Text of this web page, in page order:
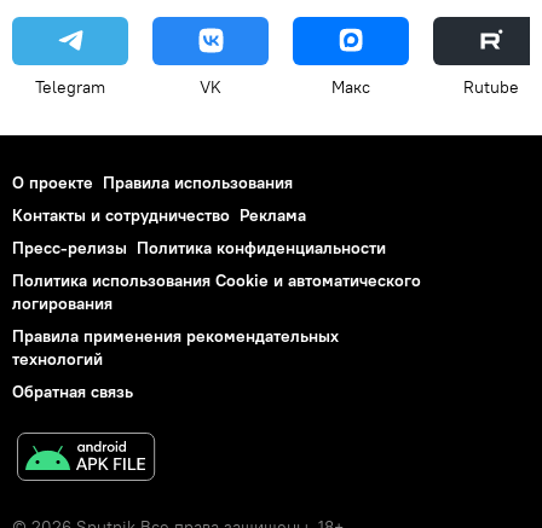
Telegram VK Макс Rutube
О проекте Правила использования
Контакты и сотрудничество Реклама
Пресс-релизы Политика конфиденциальности
Политика использования Cookie и автоматического
логирования
Правила применения рекомендательных
технологий
Обратная связь